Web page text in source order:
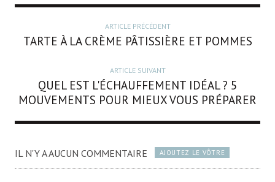
ARTICLE PRÉCÉDENT
TARTE À LA CRÈME PÂTISSIÈRE ET POMMES
ARTICLE SUIVANT
QUEL EST L'ÉCHAUFFEMENT IDÉAL ? 5
MOUVEMENTS POUR MIEUX VOUS PRÉPARER
IL N'Y A AUCUN COMMENTAIRE AJOUTEZ LE VÔTRE